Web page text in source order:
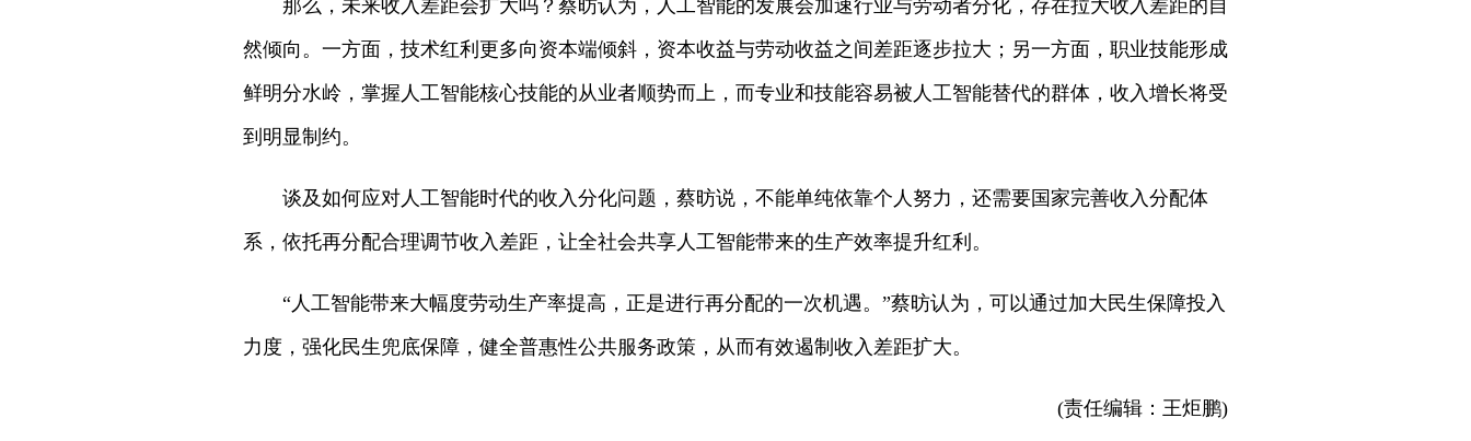
那么，未来收入差距会扩大吗？蔡昉认为，人工智能的发展会加速行业与劳动者分化，存在拉大收入差距的自
然倾向。一方面，技术红利更多向资本端倾斜，资本收益与劳动收益之间差距逐步拉大；另一方面，职业技能形成
鲜明分水岭，掌握人工智能核心技能的从业者顺势而上，而专业和技能容易被人工智能替代的群体，收入增长将受
到明显制约。
谈及如何应对人工智能时代的收入分化问题，蔡昉说，不能单纯依靠个人努力，还需要国家完善收入分配体
系，依托再分配合理调节收入差距，让全社会共享人工智能带来的生产效率提升红利。
“人工智能带来大幅度劳动生产率提高，正是进行再分配的一次机遇。”蔡昉认为，可以通过加大民生保障投入
力度，强化民生兜底保障，健全普惠性公共服务政策，从而有效遏制收入差距扩大。
(责任编辑：王炬鹏)